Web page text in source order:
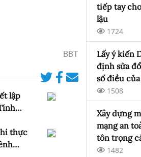
BBT
lập
thực
tiếp tay
lậu
1724
Lấy ý kiến
định sửa
số điều
147/2024/
tháng 11
Chính phủ
cấp, sử
Internet
mạng
1508
Xây dựng
mạng an
tôn trọng
hóa Việt
1482